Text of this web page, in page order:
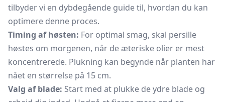
tilbyder vi en dybdegående guide til, hvordan du kan
optimere denne proces.
Timing af høsten: For optimal smag, skal persille
høstes om morgenen, når de æteriske olier er mest
koncentrerede. Plukning kan begynde når planten har
nået en størrelse på 15 cm.
Valg af blade: Start med at plukke de ydre blade og